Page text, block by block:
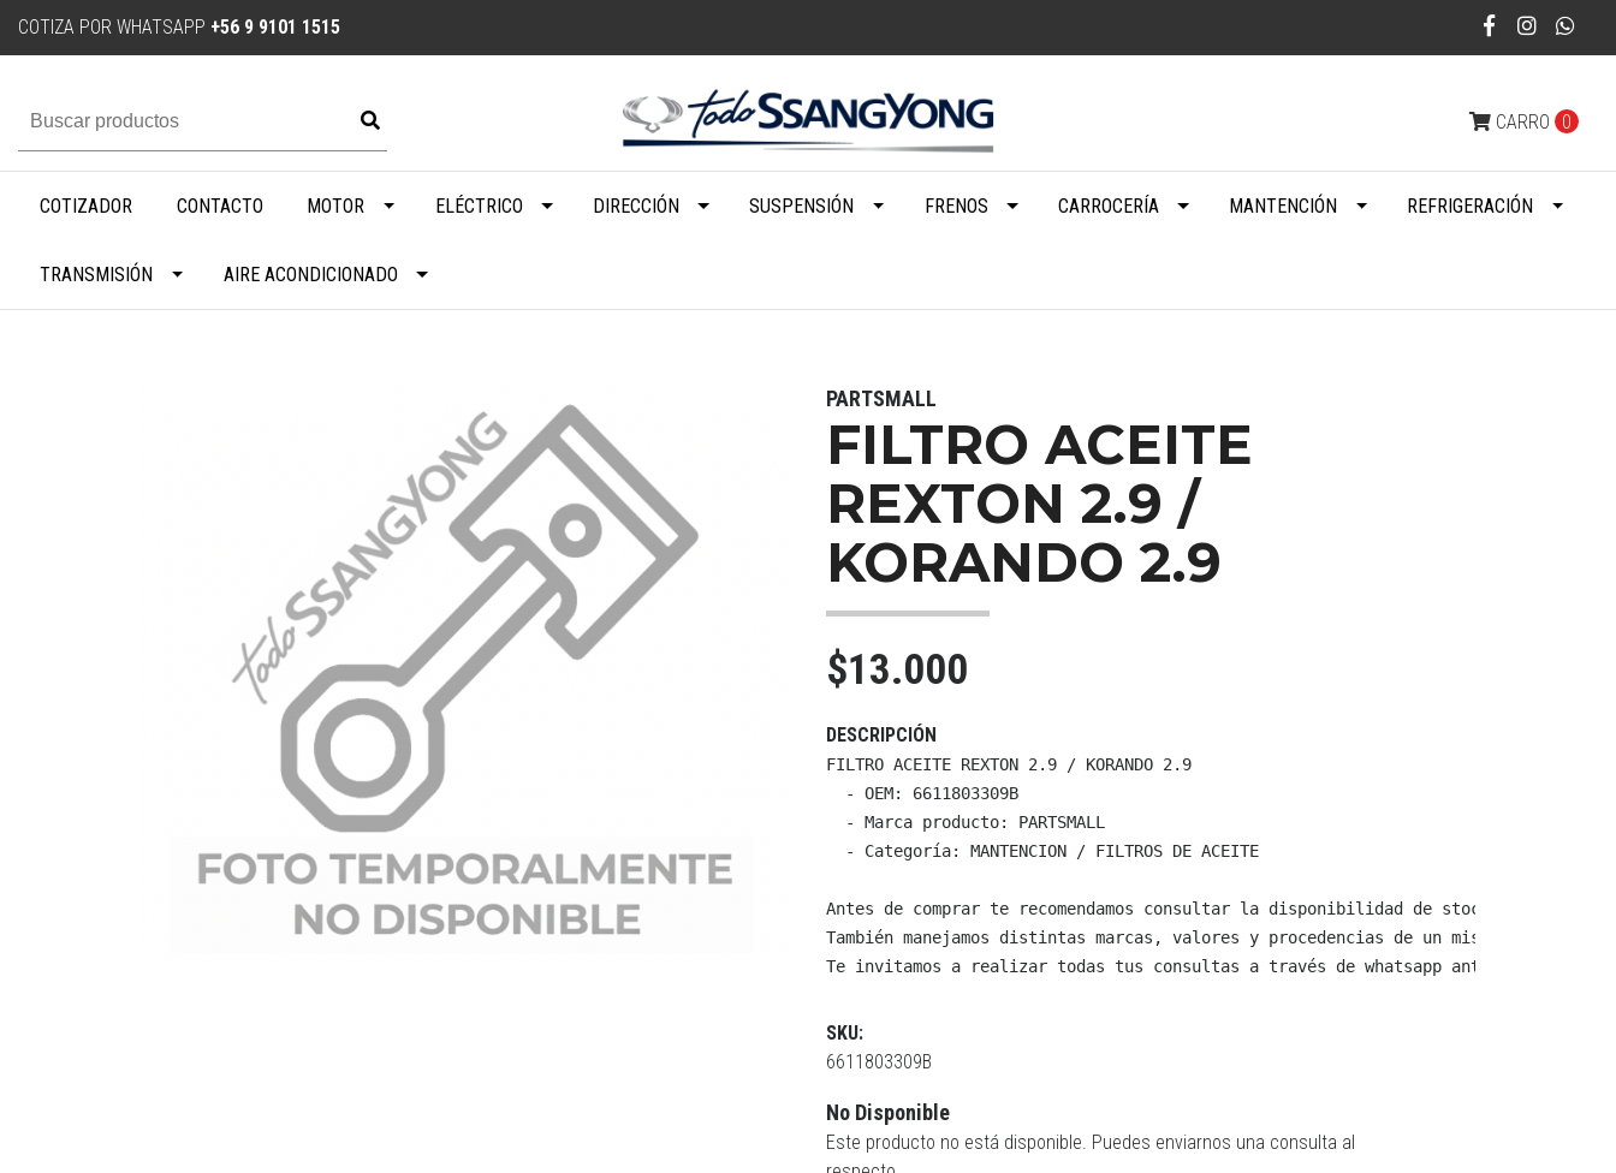
COTIZA POR WHATSAPP +56 9 9101 1515
CARRO 0
COTIZADOR CONTACTO MOTOR ELÉCTRICO DIRECCIÓN SUSPENSIÓN FRENOS CARROCERÍA MANTENCIÓN REFRIGERACIÓN
TRANSMISIÓN AIRE ACONDICIONADO
PARTSMALL
FILTRO ACEITE
REXTON 2.9 /
KORANDO 2.9
$13.000
DESCRIPCIÓN
FILTRO ACEITE REXTON 2.9 / KORANDO 2.9
  - OEM: 6611803309B
  - Marca producto: PARTSMALL
  - Categoría: MANTENCION / FILTROS DE ACEITE
Antes de comprar te recomendamos consultar la disponibilidad de stock y
También manejamos distintas marcas, valores y procedencias de un mismo producto.
Te invitamos a realizar todas tus consultas a través de whatsapp antes de
SKU:
6611803309B
No Disponible
Este producto no está disponible. Puedes enviarnos una consulta al